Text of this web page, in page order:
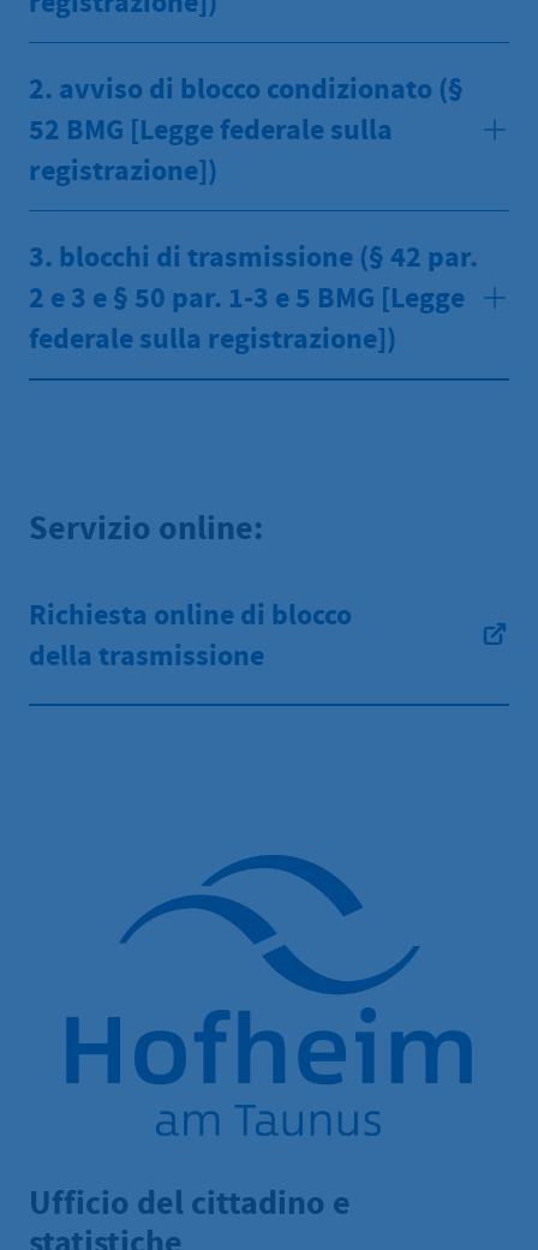
2. avviso di blocco condizionato (§
52 BMG [Legge federale sulla
registrazione])
3. blocchi di trasmissione (§ 42 par.
2 e 3 e § 50 par. 1-3 e 5 BMG [Legge
federale sulla registrazione])
Servizio online:
Richiesta online di blocco
della trasmissione
Ufficio del cittadino e